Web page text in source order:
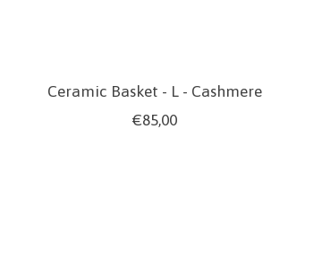
Ceramic Basket - L - Cashmere
€85,00